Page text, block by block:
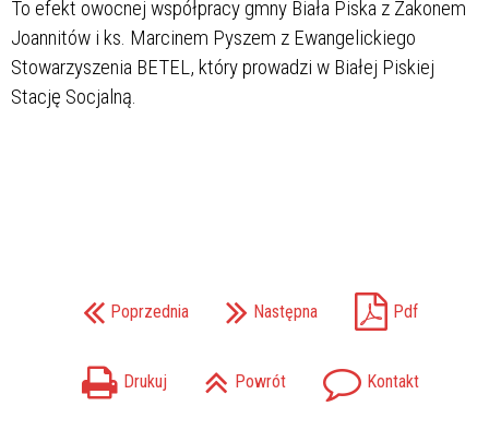
To efekt owocnej współpracy gmny Biała Piska z Zakonem
Joannitów i ks. Marcinem Pyszem z Ewangelickiego
Stowarzyszenia BETEL, który prowadzi w Białej Piskiej
Stację Socjalną.
Poprzednia Następna Pdf
Drukuj Powrót Kontakt